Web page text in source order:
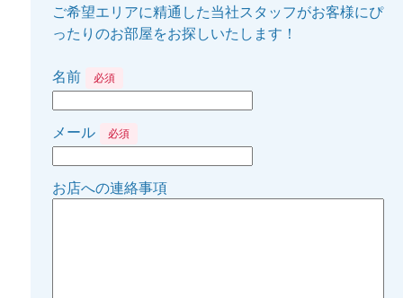
ご希望エリアに精通した当社スタッフがお客様にぴ
ったりのお部屋をお探しいたします！
名前 必須
メール 必須
お店への連絡事項